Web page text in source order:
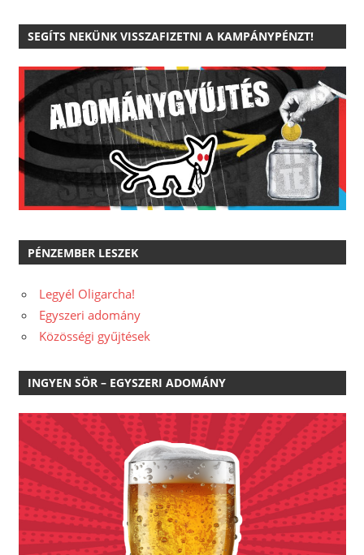
SEGÍTS NEKÜNK VISSZAFIZETNI A KAMPÁNYPÉNZT!
PÉNZEMBER LESZEK
Legyél Oligarcha!
Egyszeri adomány
Közösségi gyűjtések
INGYEN SÖR – EGYSZERI ADOMÁNY